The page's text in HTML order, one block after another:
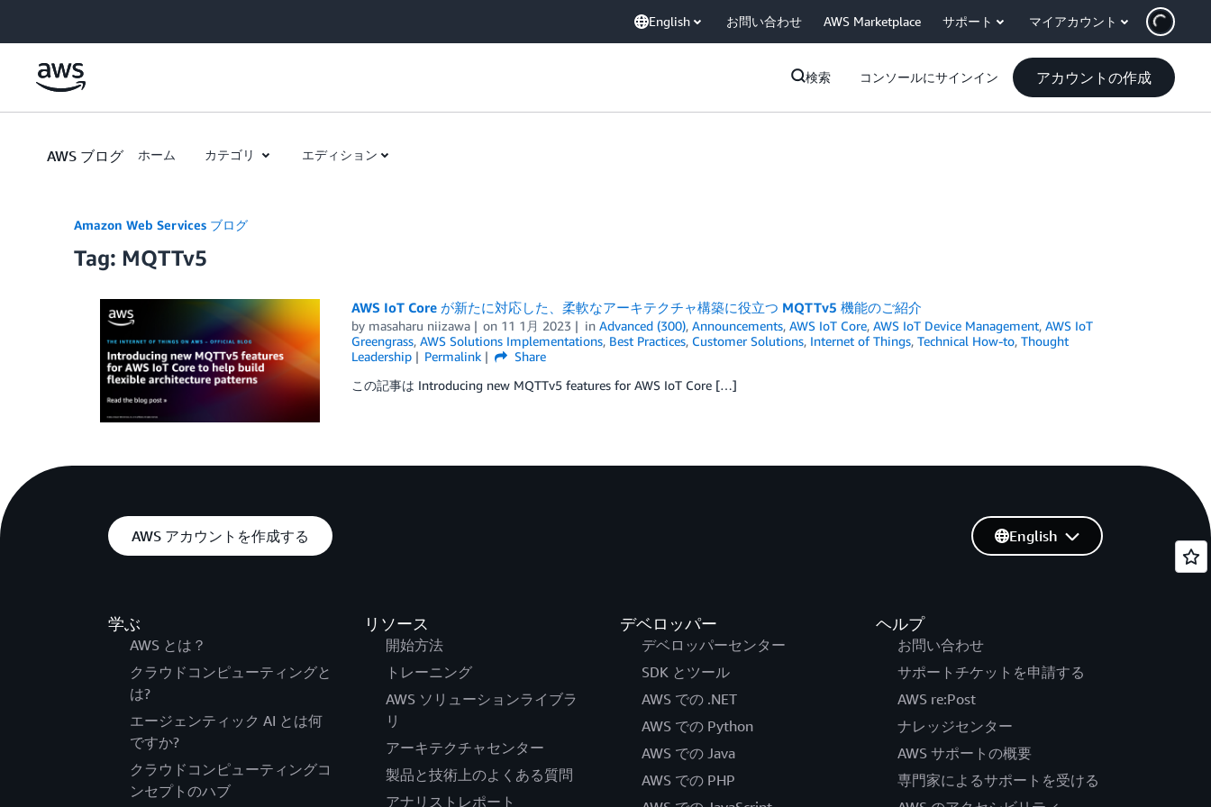
English お問い合わせ AWS Marketplace サポート マイアカウント
検索 コンソールにサインイン アカウントの作成
AWS ブログ ホーム カテゴリ エディション
Amazon Web Services ブログ
Tag: MQTTv5
AWS IoT Core が新たに対応した、柔軟なアーキテクチャ構築に役立つ MQTTv5 機能のご紹介
by masaharu niizawa on 11 1月 2023 inAdvanced (300),Announcements,AWS IoT Core,AWS IoT Device Management,AWS IoT
Greengrass, AWS Solutions Implementations, Best Practices, Customer Solutions, Internet of Things, Technical How-to, Thought
Leadership
Permalink
Share
この記事は Introducing new MQTTv5 features for AWS IoT Core […]
AWS アカウントを作成する
学ぶ
AWS とは？
クラウドコンピューティングと
は?
エージェンティック AI とは何
ですか?
クラウドコンピューティングコ
ンセプトのハブ
リソース
開始方法
トレーニング
AWS ソリューションライブラ
リ
アーキテクチャセンター
製品と技術上のよくある質問
アナリストレポート
デベロッパー
デベロッパーセンター
SDK とツール
AWS での .NET
AWS での Python
AWS での Java
AWS での PHP
ヘルプ
お問い合わせ
サポートチケットを申請する
AWS re:Post
ナレッジセンター
AWS サポートの概要
専門家によるサポートを受ける
English